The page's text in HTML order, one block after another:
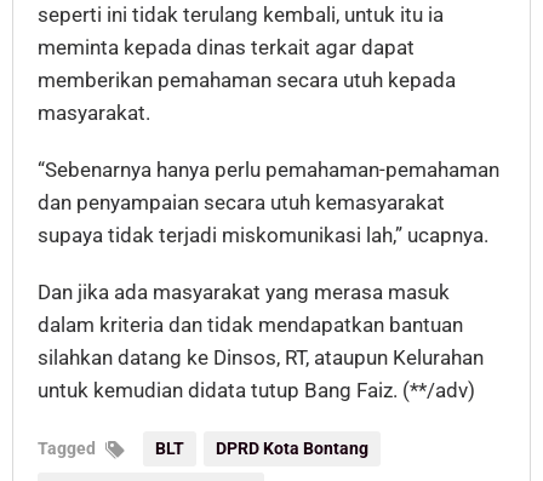
seperti ini tidak terulang kembali, untuk itu ia
meminta kepada dinas terkait agar dapat
memberikan pemahaman secara utuh kepada
masyarakat.
“Sebenarnya hanya perlu pemahaman-pemahaman
dan penyampaian secara utuh kemasyarakat
supaya tidak terjadi miskomunikasi lah,” ucapnya.
Dan jika ada masyarakat yang merasa masuk
dalam kriteria dan tidak mendapatkan bantuan
silahkan datang ke Dinsos, RT, ataupun Kelurahan
untuk kemudian didata tutup Bang Faiz. (**/adv)
Tagged BLT DPRD Kota Bontang